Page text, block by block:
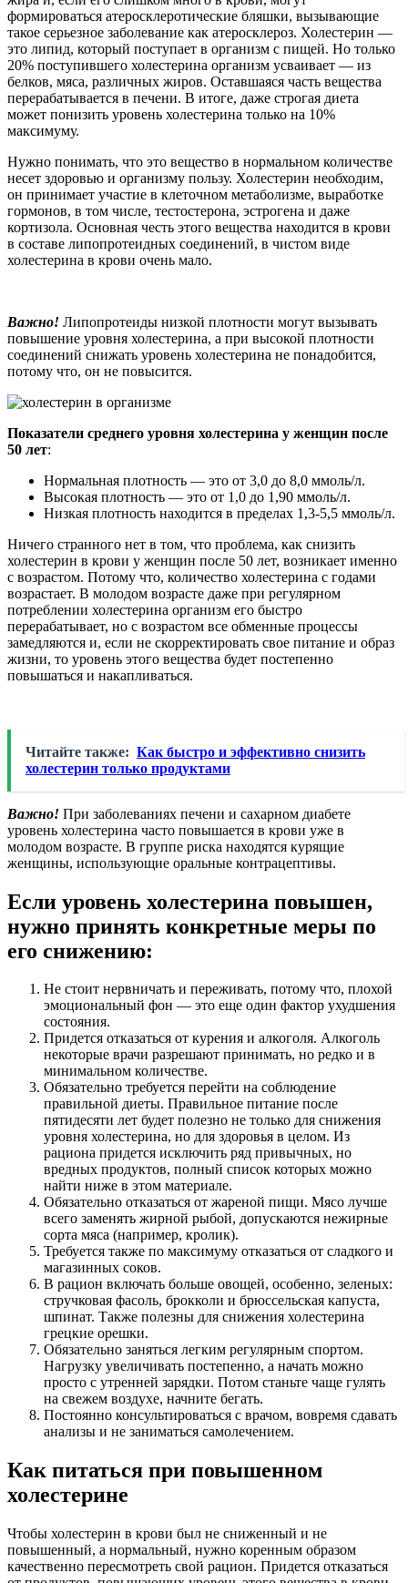
формироваться атеросклеротические бляшки, вызывающие
такое серьезное заболевание как атеросклероз. Холестерин —
это липид, который поступает в организм с пищей. Но только
20% поступившего холестерина организм усваивает — из
белков, мяса, различных жиров. Оставшаяся часть вещества
перерабатывается в печени. В итоге, даже строгая диета
может понизить уровень холестерина только на 10%
максимуму.
Нужно понимать, что это вещество в нормальном количестве
несет здоровью и организму пользу. Холестерин необходим,
он принимает участие в клеточном метаболизме, выработке
гормонов, в том числе, тестостерона, эстрогена и даже
кортизола. Основная честь этого вещества находится в крови
в составе липопротеидных соединений, в чистом виде
холестерина в крови очень мало.
Важно! Липопротеиды низкой плотности могут вызывать
повышение уровня холестерина, а при высокой плотности
соединений снижать уровень холестерина не понадобится,
потому что, он не повысится.
Показатели среднего уровня холестерина у женщин после
50 лет:
Нормальная плотность — это от 3,0 до 8,0 ммоль/л.
Высокая плотность — это от 1,0 до 1,90 ммоль/л.
Низкая плотность находится в пределах 1,3-5,5 ммоль/л.
Ничего странного нет в том, что проблема, как снизить
холестерин в крови у женщин после 50 лет, возникает именно
с возрастом. Потому что, количество холестерина с годами
возрастает. В молодом возрасте даже при регулярном
потреблении холестерина организм его быстро
перерабатывает, но с возрастом все обменные процессы
замедляются и, если не скорректировать свое питание и образ
жизни, то уровень этого вещества будет постепенно
повышаться и накапливаться.
Читайте также: Как быстро и эффективно снизить
холестерин только продуктами
Важно! При заболеваниях печени и сахарном диабете
уровень холестерина часто повышается в крови уже в
молодом возрасте. В группе риска находятся курящие
женщины, использующие оральные контрацептивы.
Если уровень холестерина повышен,
нужно принять конкретные меры по
его снижению:
Не стоит нервничать и переживать, потому что, плохой
эмоциональный фон — это еще один фактор ухудшения
состояния.
Придется отказаться от курения и алкоголя. Алкоголь
некоторые врачи разрешают принимать, но редко и в
минимальном количестве.
Обязательно требуется перейти на соблюдение
правильной диеты. Правильное питание после
пятидесяти лет будет полезно не только для снижения
уровня холестерина, но для здоровья в целом. Из
рациона придется исключить ряд привычных, но
вредных продуктов, полный список которых можно
найти ниже в этом материале.
Обязательно отказаться от жареной пищи. Мясо лучше
всего заменять жирной рыбой, допускаются нежирные
сорта мяса (например, кролик).
Требуется также по максимуму отказаться от сладкого и
магазинных соков.
В рацион включать больше овощей, особенно, зеленых:
стручковая фасоль, брокколи и брюссельская капуста,
шпинат. Также полезны для снижения холестерина
грецкие орешки.
Обязательно заняться легким регулярным спортом.
Нагрузку увеличивать постепенно, а начать можно
просто с утренней зарядки. Потом станьте чаще гулять
на свежем воздухе, начните бегать.
Постоянно консультироваться с врачом, вовремя сдавать
анализы и не заниматься самолечением.
Как питаться при повышенном
холестерине
Чтобы холестерин в крови был не сниженный и не
повышенный, а нормальный, нужно коренным образом
качественно пересмотреть свой рацион. Придется отказаться